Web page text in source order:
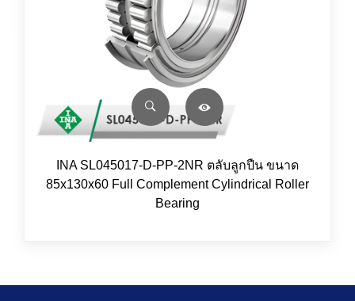
INA SL045017-D-PP-2NR ตลับลูกปืน ขนาด
85x130x60 Full Complement Cylindrical Roller
Bearing